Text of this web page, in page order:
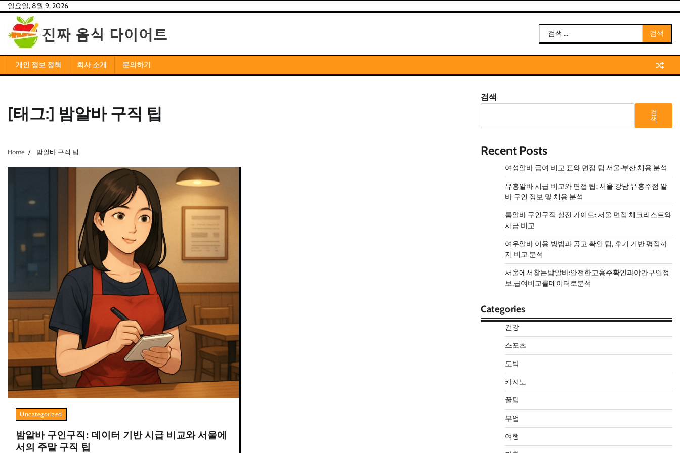
Skip
content
일요일, 8월 9, 2026
색:
개인 정보 정책 회사 소개 문의하기
[태그:] 밤알바 구직 팁
Home 밤알바 구직 팁
Uncategorized
밤알바 구인구직: 데이터 기반 시급 비교와 서울에
서의 주말 구직 팁
검색
검
색
Recent Posts
여성알바 급여 비교 표와 면접 팁 서울·부산 채용 분석
유흥알바 시급 비교와 면접 팁: 서울 강남 유흥주점 알
바 구인 정보 및 채용 분석
룸알바 구인구직 실전 가이드: 서울 면접 체크리스트와
시급 비교
여우알바 이용 방법과 공고 확인 팁, 후기 기반 평점까
지 비교 분석
서울에서찾는밤알바:안전한고용주확인과야간구인정
보,급여비교를데이터로분석
Categories
건강
스포츠
도박
카지노
꿀팁
부업
여행